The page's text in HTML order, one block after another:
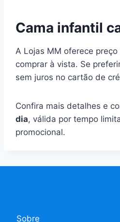
Cama infantil
A Lojas MM oferece
comprar à vista. Se
sem juros no cartão de
Confira mais detalhes e
dia, válida por tempo
promocional.
Sobre